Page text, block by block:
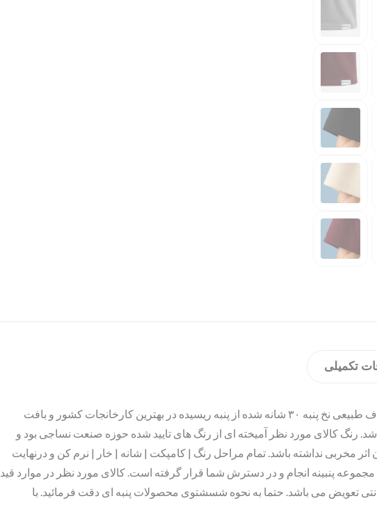
تکمیلی
محصول موجود تهیه شده از الیاف طبیعی نخ پنبه ۳۰ شانه شده از پنبه ریسیده در بهترین کارخانجات کشور و بافت
رنگ کالای مورد نظر آمیخته ای از رنگ های تایید شده حوزه صنعت نساجی بود و
مخربی نداشته باشد. تمام مراحل رنگ | کامپکت | شانه | خار | نرم کن و درنهایت
پنبینه انجام و در دسترش شما قرار گرفته است. کالای مورد نظر در موارد قید
تعویض می باشد. حتما به نحوه شسشتوی محصولات پنبه ای دقت فرمائید. با